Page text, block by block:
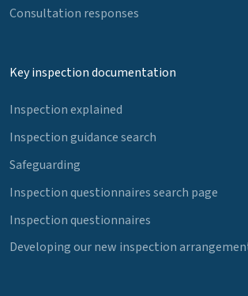
Consultation responses
Key inspection documentation
Inspection explained
Inspection guidance search
Safeguarding
Inspection questionnaires search page
Inspection questionnaires
Developing our new inspection